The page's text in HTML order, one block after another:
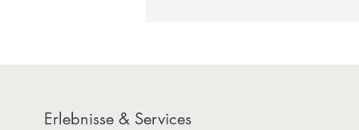
Erlebnisse & Services